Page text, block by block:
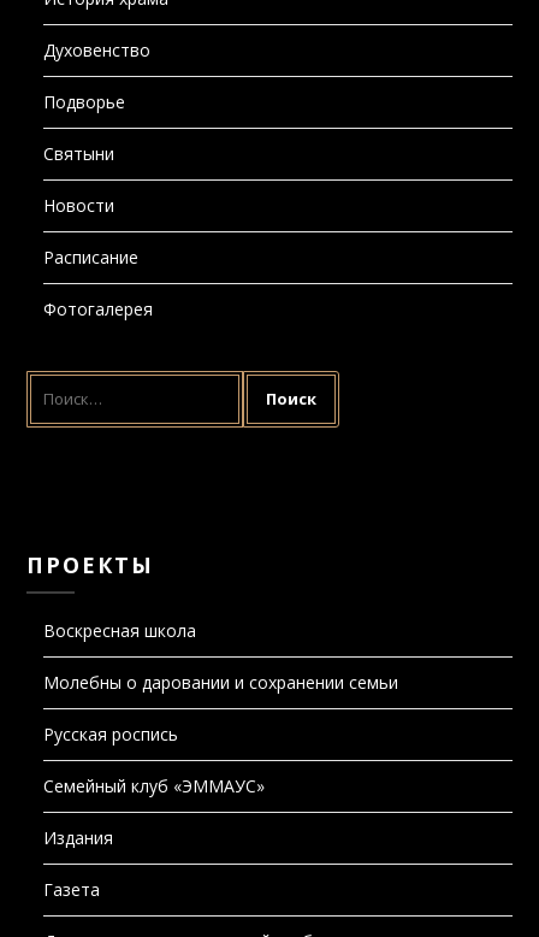
Духовенство
Подворье
Святыни
Новости
Расписание
Фотогалерея
НАЙТИ:
ПРОЕКТЫ
Воскресная школа
Молебны о даровании и сохранении семьи
Русская роспись
Семейный клуб «ЭММАУС»
Издания
Газета